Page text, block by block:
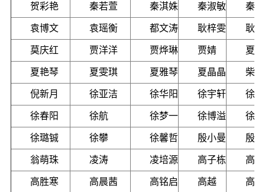
贺彩艳 秦若萱 秦淇姝 秦淑敏 秦
袁博文 袁瑶衡 都文涛 耿梓雯 耿源
莫庆红 贾洋洋 贾烨琳 贾婧 夏
夏艳琴 夏雯琪 夏雅琴 夏晶晶 柴
倪新月 徐亚洁 徐华阳 徐宇轩 徐
徐春阳 徐航 徐梦一 徐博溢 徐程
徐璐铖 徐攀 徐馨哲 殷小曼 殷
翁萌珠 凌涛 凌培源 高子栋 高
高胜寒 高晨茜 高铭启 高越 高源